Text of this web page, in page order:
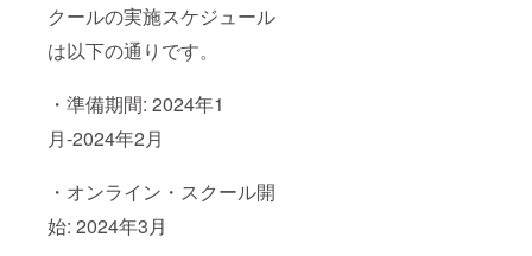
クールの実施スケジュール
は以下の通りです。
・準備期間: 2024年1
月-2024年2月
・オンライン・スクール開
始: 2024年3月